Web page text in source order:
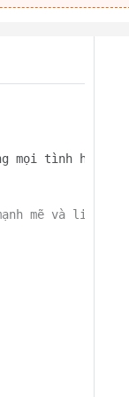
tình huống?
mẽ và linh